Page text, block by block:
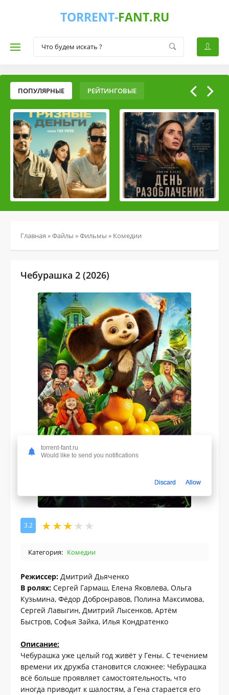
TORRENT-FANT.RU
ПОПУЛЯРНЫЕ РЕЙТИНГОВЫЕ
Главная »Файлы »Фильмы » Комедии
Чебурашка 2 (2026)
3.2
Категория: Комедии
Режиссер: Дмитрий Дьяченко
В ролях: Сергей Гармаш, Елена Яковлева, Ольга
Кузьмина, Фёдор Добронравов, Полина Максимова,
Сергей Лавыгин, Дмитрий Лысенков, Артём
Быстров, Софья Зайка, Илья Кондратенко
Описание:
Чебурашка уже целый год живёт у Гены. С течением
времени их дружба становится сложнее: Чебурашка
всё больше проявляет самостоятельность, что
иногда приводит к шалостям, а Гена старается его
torrent-fant.ru
Would like to send you notifications
Discard Allow